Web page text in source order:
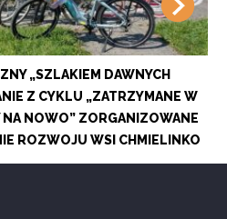
„SZLAKIEM DAWNYCH
Z CYKLU „ZATRZYMANE W
NA NOWO” ZORGANIZOWANE
ROZWOJU WSI CHMIELINKO